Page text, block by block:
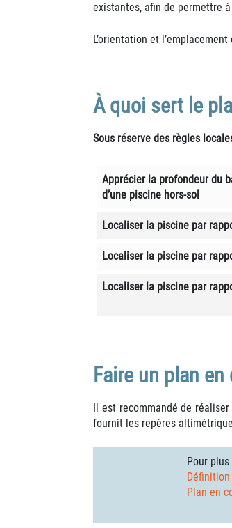
existantes, afin de permettre
L’orientation et
À quoi sert le
Sous réserve des règles
Apprécier la profondeur du
d’une piscine hors-sol
Localiser la piscine par
Localiser la piscine par
Localiser la piscine par
Faire un plan
Il est recommandé de
fournit les repères
Pour plus
Plan en